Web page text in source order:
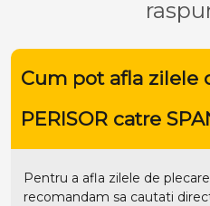
Cum pot afla zilele
PERISOR catre
Pentru a afla zilele de
recomandam sa cautati